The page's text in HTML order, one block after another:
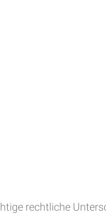
rechtliche